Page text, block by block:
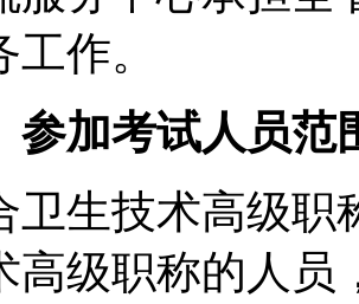
作。
参加考试人员范
技术高级职
高级职称的人